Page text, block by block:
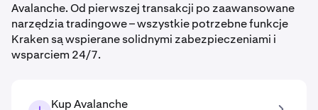
Avalanche. Od pierwszej transakcji po zaawansowane
narzędzia tradingowe – wszystkie potrzebne funkcje
Kraken są wspierane solidnymi zabezpieczeniami i
wsparciem 24/7.
Kup Avalanche